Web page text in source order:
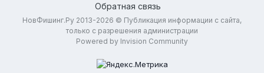
Обратная связь
НовФишинг.Ру 2013-2026 © Публикация информации с сайта,
только с разрешения администрации
Powered by Invision Community